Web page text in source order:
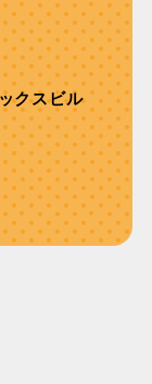
クスビル